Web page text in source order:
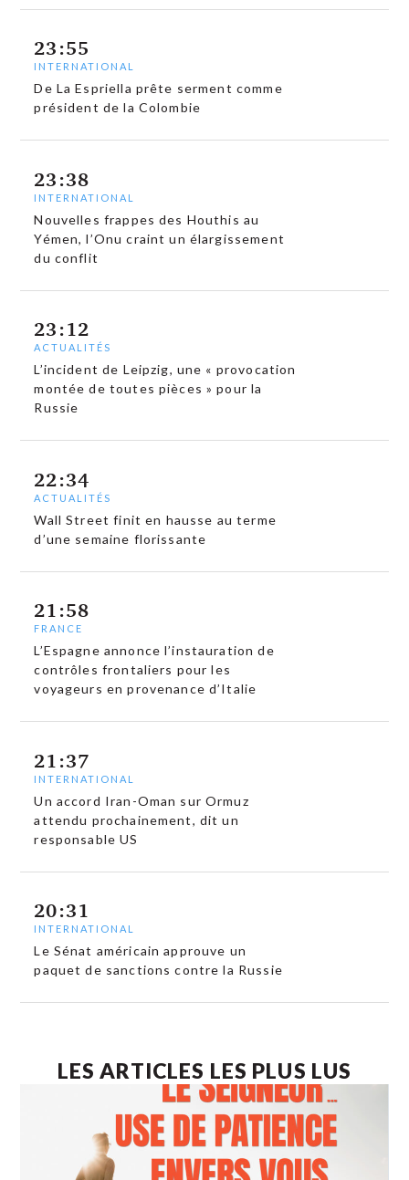
23:55
INTERNATIONAL
De La Espriella prête serment comme
président de la Colombie
23:38
INTERNATIONAL
Nouvelles frappes des Houthis au
Yémen, l’Onu craint un élargissement
du conflit
23:12
ACTUALITÉS
L’incident de Leipzig, une « provocation
montée de toutes pièces » pour la
Russie
22:34
ACTUALITÉS
Wall Street finit en hausse au terme
d’une semaine florissante
21:58
FRANCE
L’Espagne annonce l’instauration de
contrôles frontaliers pour les
voyageurs en provenance d’Italie
21:37
INTERNATIONAL
Un accord Iran-Oman sur Ormuz
attendu prochainement, dit un
responsable US
20:31
INTERNATIONAL
Le Sénat américain approuve un
paquet de sanctions contre la Russie
LES ARTICLES LES PLUS LUS